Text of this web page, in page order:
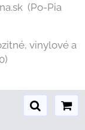
(Po-Pia
vinylové a